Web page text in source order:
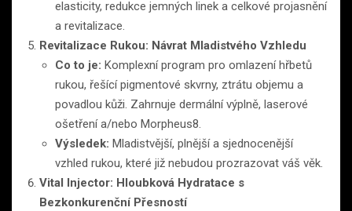
elasticity, redukce jemných linek a celkové projasnění
a revitalizace.
Revitalizace Rukou: Návrat Mladistvého Vzhledu
Co to je: Komplexní program pro omlazení hřbetů
rukou, řešící pigmentové skvrny, ztrátu objemu a
povadlou kůži. Zahrnuje dermální výplně, laserové
ošetření a/nebo Morpheus8.
Výsledek: Mladistvější, plnější a sjednocenější
vzhled rukou, které již nebudou prozrazovat váš věk.
Vital Injector: Hloubková Hydratace s
Bezkonkurenční Přesností